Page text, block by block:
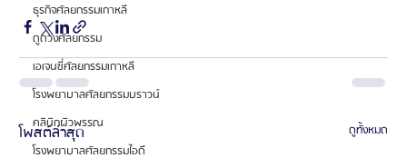
ธุรกิจศัลยกรรมเกาหลี
ดูดวงศัลยกรรม
เอเจนซี่ศัลยกรรมเกาหลี
โรงพยาบาลศัลยกรรมบราวน์
คลินิกผิวพรรณ
โรงพยาบาลศัลยกรรมไอดี
โพสต์ล่าสุด ดูทั้งหมด